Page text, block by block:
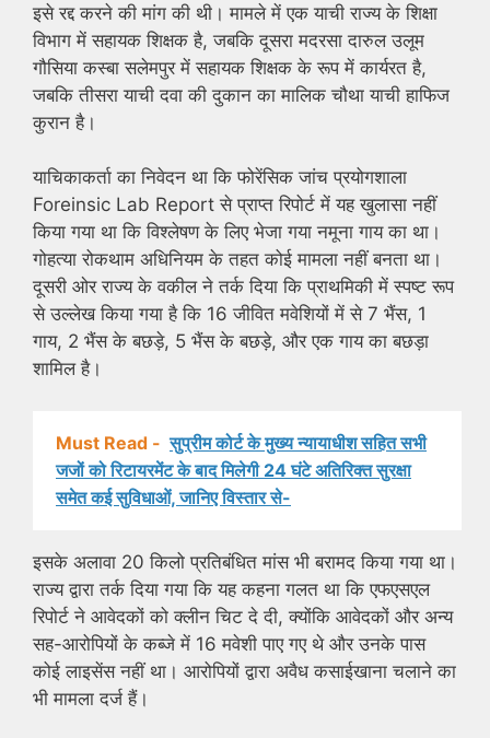
इसे रद्द करने की मांग की थी। मामले में एक याची राज्य के शिक्षा
विभाग में सहायक शिक्षक है, जबकि दूसरा मदरसा दारुल उलूम
गौसिया कस्बा सलेमपुर में सहायक शिक्षक के रूप में कार्यरत है,
जबकि तीसरा याची दवा की दुकान का मालिक चौथा याची हाफिज
कुरान है।
याचिकाकर्ता का निवेदन था कि फोरेंसिक जांच प्रयोगशाला
Foreinsic Lab Report से प्राप्त रिपोर्ट में यह खुलासा नहीं
किया गया था कि विश्लेषण के लिए भेजा गया नमूना गाय का था।
गोहत्या रोकथाम अधिनियम के तहत कोई मामला नहीं बनता था।
दूसरी ओर राज्य के वकील ने तर्क दिया कि प्राथमिकी में स्पष्ट रूप
से उल्लेख किया गया है कि 16 जीवित मवेशियों में से 7 भैंस, 1
गाय, 2 भैंस के बछड़े, 5 भैंस के बछड़े, और एक गाय का बछड़ा
शामिल है।
Must Read - सुप्रीम कोर्ट के मुख्य न्यायाधीश सहित सभी
जजों को रिटायरमेंट के बाद मिलेगी 24 घंटे अतिरिक्त सुरक्षा
समेत कई सुविधाओं, जानिए विस्तार से-
इसके अलावा 20 किलो प्रतिबंधित मांस भी बरामद किया गया था।
राज्य द्वारा तर्क दिया गया कि यह कहना गलत था कि एफएसएल
रिपोर्ट ने आवेदकों को क्लीन चिट दे दी, क्योंकि आवेदकों और अन्य
सह-आरोपियों के कब्जे में 16 मवेशी पाए गए थे और उनके पास
कोई लाइसेंस नहीं था। आरोपियों द्वारा अवैध कसाईखाना चलाने का
भी मामला दर्ज हैं।